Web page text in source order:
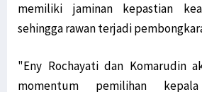
memiliki jaminan kepastian
sehingga rawan terjadi
"Eny Rochayati dan Komarudin
momentum pemilihan